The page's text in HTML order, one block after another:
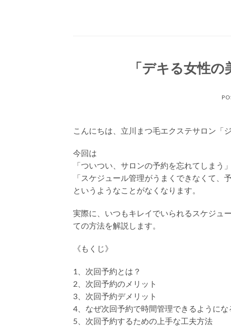
「デキる女性
こんにちは、立川まつ毛エクステサロン「
今回は
「ついつい、サロンの予約を忘れてしまう」
「スケジュール管理がうまくできなくて、
というようなことがなくなります。
実際に、いつもキレイでいられるスケジュ
ての方法を解説します。
《もくじ》
1、次回予約とは？
2、次回予約のメリット
3、次回予約デメリット
4、なぜ次回予約で時間管理できるようにな
5、次回予約するための上手な工夫方法